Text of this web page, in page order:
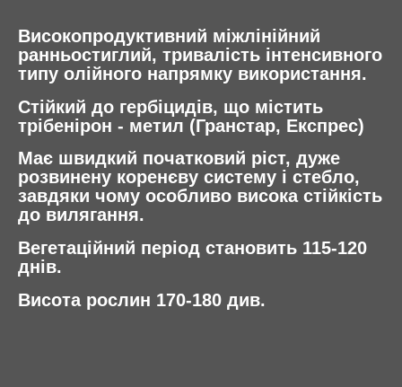
Високопродуктивний міжлінійний
ранньостиглий, тривалість інтенсивного
типу олійного напрямку використання.
Стійкий до гербіцидів, що містить
трібенірон - метил (Гранстар, Експрес)
Має швидкий початковий ріст, дуже
розвинену коренєву систему і стебло,
завдяки чому особливо висока стійкість
до вилягання.
Вегетаційний період становить 115-120
днів.
Висота рослин 170-180 див.